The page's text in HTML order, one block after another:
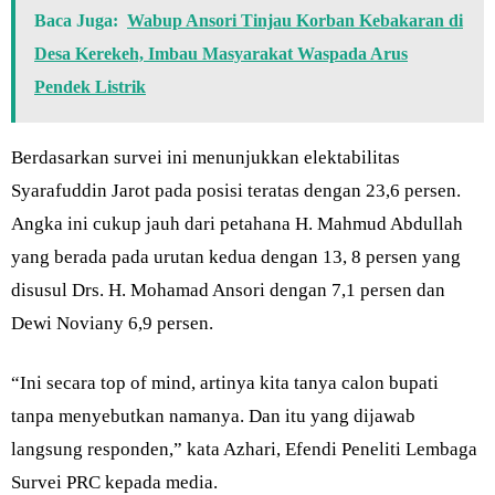
Baca Juga: Wabup Ansori Tinjau Korban Kebakaran di
Desa Kerekeh, Imbau Masyarakat Waspada Arus
Pendek Listrik
Berdasarkan survei ini menunjukkan elektabilitas
Syarafuddin Jarot pada posisi teratas dengan 23,6 persen.
Angka ini cukup jauh dari petahana H. Mahmud Abdullah
yang berada pada urutan kedua dengan 13, 8 persen yang
disusul Drs. H. Mohamad Ansori dengan 7,1 persen dan
Dewi Noviany 6,9 persen.
“Ini secara top of mind, artinya kita tanya calon bupati
tanpa menyebutkan namanya. Dan itu yang dijawab
langsung responden,” kata Azhari, Efendi Peneliti Lembaga
Survei PRC kepada media.